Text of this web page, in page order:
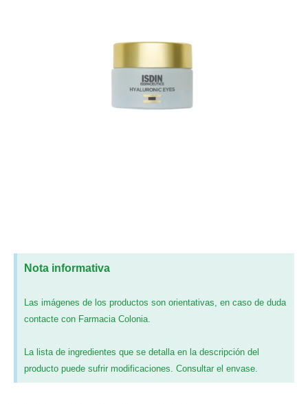
Nota informativa
Las imágenes de los productos son orientativas, en caso de duda
contacte con Farmacia Colonia.
La lista de ingredientes que se detalla en la descripción del
producto puede sufrir modificaciones. Consultar el envase.